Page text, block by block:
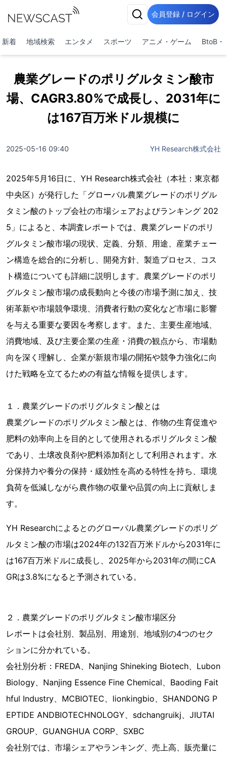
会員登録 / ログイン
新着 地域検索 エンタメ スポーツ アニメ・ゲーム BtoB・
農業グレードのポリグルタミン酸市
場、CAGR3.80%で成長し、2031年に
は167百万米ドル規模に
2025-05-16 09:40 YH Research株式会社
2025年5月16日に、YH Research株式会社（本社：東京都
中央区）が発行した「グローバル農業グレードのポリグル
タミン酸のトップ会社の市場シェアおよびランキング 202
5」によると、本調査レポートでは、農業グレードのポリ
グルタミン酸市場の現状、定義、分類、用途、産業チェー
ン構造を総合的に分析し、開発方針、製造プロセス、コス
ト構造についても詳細に説明します。農業グレードのポリ
グルタミン酸市場の成長動向と今後の市場予測に加え、技
術革新や市場競争環境、消費者行動の変化など市場に影響
を与える重要な要因を考察します。また、主要生産地域、
消費地域、及び主要企業の生産・消費の観点から、市場動
向を深く理解し、企業が新規市場の開拓や競争力強化に向
けた戦略を立てるための有益な情報を提供します。
１．農業グレードのポリグルタミン酸とは
農業グレードのポリグルタミン酸とは、作物の生育促進や
肥料の効率向上を目的として使用されるポリグルタミン酸
であり、土壌改良剤や肥料添加剤として利用されます。水
分保持力や養分の保持・緩効性を高める特性を持ち、環境
負荷を低減しながら農作物の収量や品質の向上に貢献しま
す。
YH Researchによるとのグローバル農業グレードのポリグ
ルタミン酸の市場は2024年の132百万米ドルから2031年に
は167百万米ドルに成長し、2025年から2031年の間にCA
GRは3.8%になると予測されている。
２．農業グレードのポリグルタミン酸市場区分
レポートは会社別、製品別、用途別、地域別の4つのセク
ションに分かれている。
会社別分析：FREDA、Nanjing Shineking Biotech、Lubon
Biology、Nanjing Essence Fine Chemical、Baoding Fait
hful Industry、MCBIOTEC、lionkingbio、SHANDONG P
EPTIDE ANDBIOTECHNOLOGY、sdchangruikj、JIUTAI
GROUP、GUANGHUA CORP、SXBC
会社別では、市場シェアやランキング、売上高、販売量に